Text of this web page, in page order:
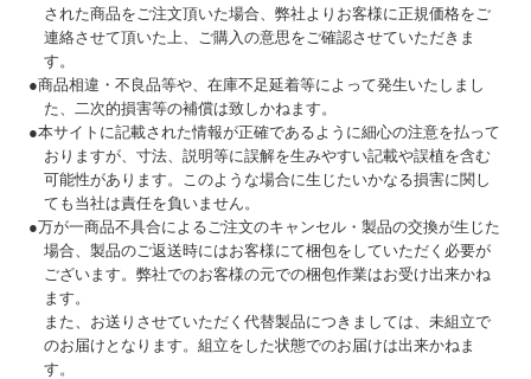
された商品をご注文頂いた場合、弊社よりお客様に正規価格をご
連絡させて頂いた上、ご購入の意思をご確認させていただきま
す。
●商品相違・不良品等や、在庫不足延着等によって発生いたしまし
た、二次的損害等の補償は致しかねます。
●本サイトに記載された情報が正確であるように細心の注意を払って
おりますが、寸法、説明等に誤解を生みやすい記載や誤植を含む
可能性があります。このような場合に生じたいかなる損害に関し
ても当社は責任を負いません。
●万が一商品不具合によるご注文のキャンセル・製品の交換が生じた
場合、製品のご返送時にはお客様にて梱包をしていただく必要が
ございます。弊社でのお客様の元での梱包作業はお受け出来かね
ます。
また、お送りさせていただく代替製品につきましては、未組立で
のお届けとなります。組立をした状態でのお届けは出来かねま
す。